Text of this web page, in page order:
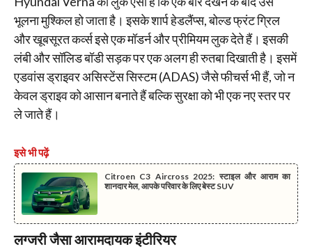
भूलना मुश्किल हो जाता है। इसके शार्प हेडलैंप्स, बोल्ड फ्रंट ग्रिल
और खूबसूरत कर्व्स इसे एक मॉडर्न और प्रीमियम लुक देते हैं। इसकी
लंबी और सॉलिड बॉडी सड़क पर एक अलग ही रुतबा दिखाती है। इसमें
एडवांस ड्राइवर असिस्टेंस सिस्टम (ADAS) जैसे फीचर्स भी हैं, जो न
केवल ड्राइव को आसान बनाते हैं बल्कि सुरक्षा को भी एक नए स्तर पर
ले जाते हैं।
इसे भी पढ़ें
Citroen C3 Aircross 2025: स्टाइल और आराम का
शानदार मेल, आपके परिवार के लिए बेस्ट SUV
लग्जरी जैसा आरामदायक इंटीरियर